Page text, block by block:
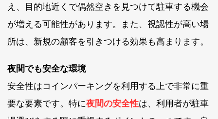
え、目的地近くで偶然空きを見つけて駐車する機会
が増える可能性があります。また、視認性が高い場
所は、新規の顧客を引きつける効果も高まります。
夜間でも安全な環境
安全性はコインパーキングを利用する上で非常に重
要な要素です。特に夜間の安全性は、利用者が駐車